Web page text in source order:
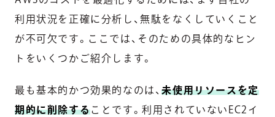
利用状況を正確に分析し、無駄をなくしていくこと
が不可欠です。ここでは、そのための具体的なヒン
トをいくつかご紹介します。
最も基本的かつ効果的なのは、未使用リソースを定
期的に削除することです。利用されていないEC2イ